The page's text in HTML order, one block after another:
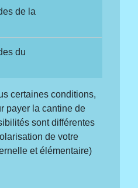
de la
du
certaines conditions,
payer la cantine de
sont différentes
de votre
et élémentaire)